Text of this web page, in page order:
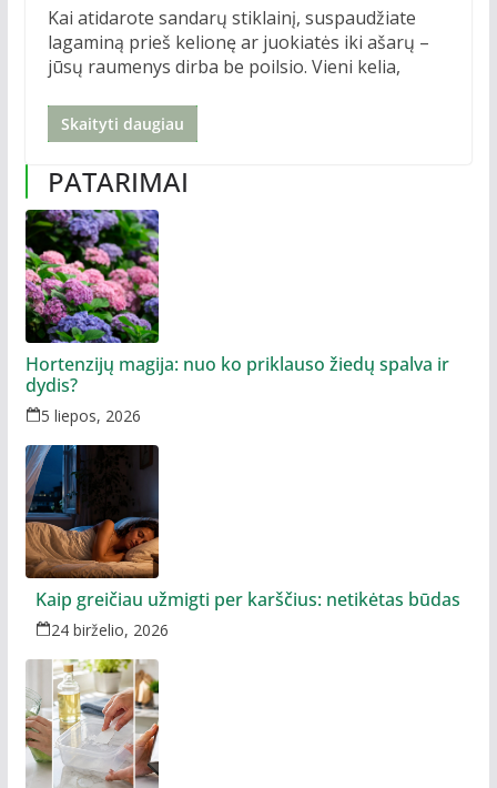
Kai atidarote sandarų stiklainį, suspaudžiate
lagaminą prieš kelionę ar juokiatės iki ašarų –
jūsų raumenys dirba be poilsio. Vieni kelia,
Skaityti daugiau
PATARIMAI
Hortenzijų magija: nuo ko priklauso žiedų spalva ir
dydis?
5 liepos, 2026
Kaip greičiau užmigti per karščius: netikėtas būdas
24 birželio, 2026